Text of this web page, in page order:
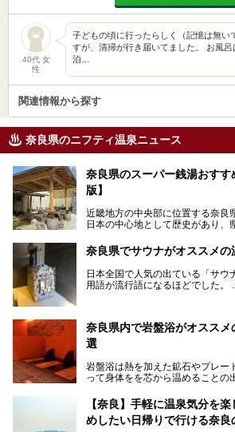
40代 女
性
子どもの頃に行ったらしく（記憶は無い
すが、清掃が行き届いてました。 お風
泊…
関連情報から探す
奈良県のニフティ温泉ニュース
奈良県のスーパー銭湯おす
版】
近畿地方の中央部に位置する奈良
日本の中心地として歴史があり、
界遺産があり、古代をそこかし
そんな奈良県のスーパー銭湯は、
ら、険しい山中にある秘湯までバ
奈良県で評判のスーパー銭湯をご
奈良県でサウナがオススメ
日本全国で人気の出ている「サウ
用語が流行語になるほどでした。
中心部に近いサウナや郊外にある
サウナなど種類も豊富です。
奈良県にあるサウナでリフレッシ
奈良県内で岩盤浴がオスス
選
岩盤浴は熱を加えた鉱石やプレー
って身体をを芯から温めることの
果だけではなく、代謝が高まり
待できます。今回はそんな岩盤浴
オススメ温泉・銭湯・スパ3ヶ所
【奈良】手軽に温泉気分を
めしたい日帰りで行ける奈